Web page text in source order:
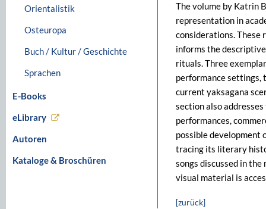
Orientalistik
Osteuropa
Buch / Kultur / Geschichte
Sprachen
E-Books
eLibrary
Autoren
Kataloge & Broschüren
The volume by Katrin
representation in
considerations. These
informs the
rituals. Three
performance settings,
current yaksagana
section also
performances,
possible development
tracing its literary
songs discussed in
visual material is
[zurück]